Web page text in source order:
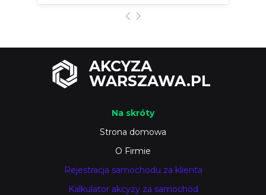
AKCYZA
WARSZAWA.PL
Na skróty
Strona domowa
O Firmie
Rejestracja samochodu za klienta
Kalkulator akcyzy za samochód